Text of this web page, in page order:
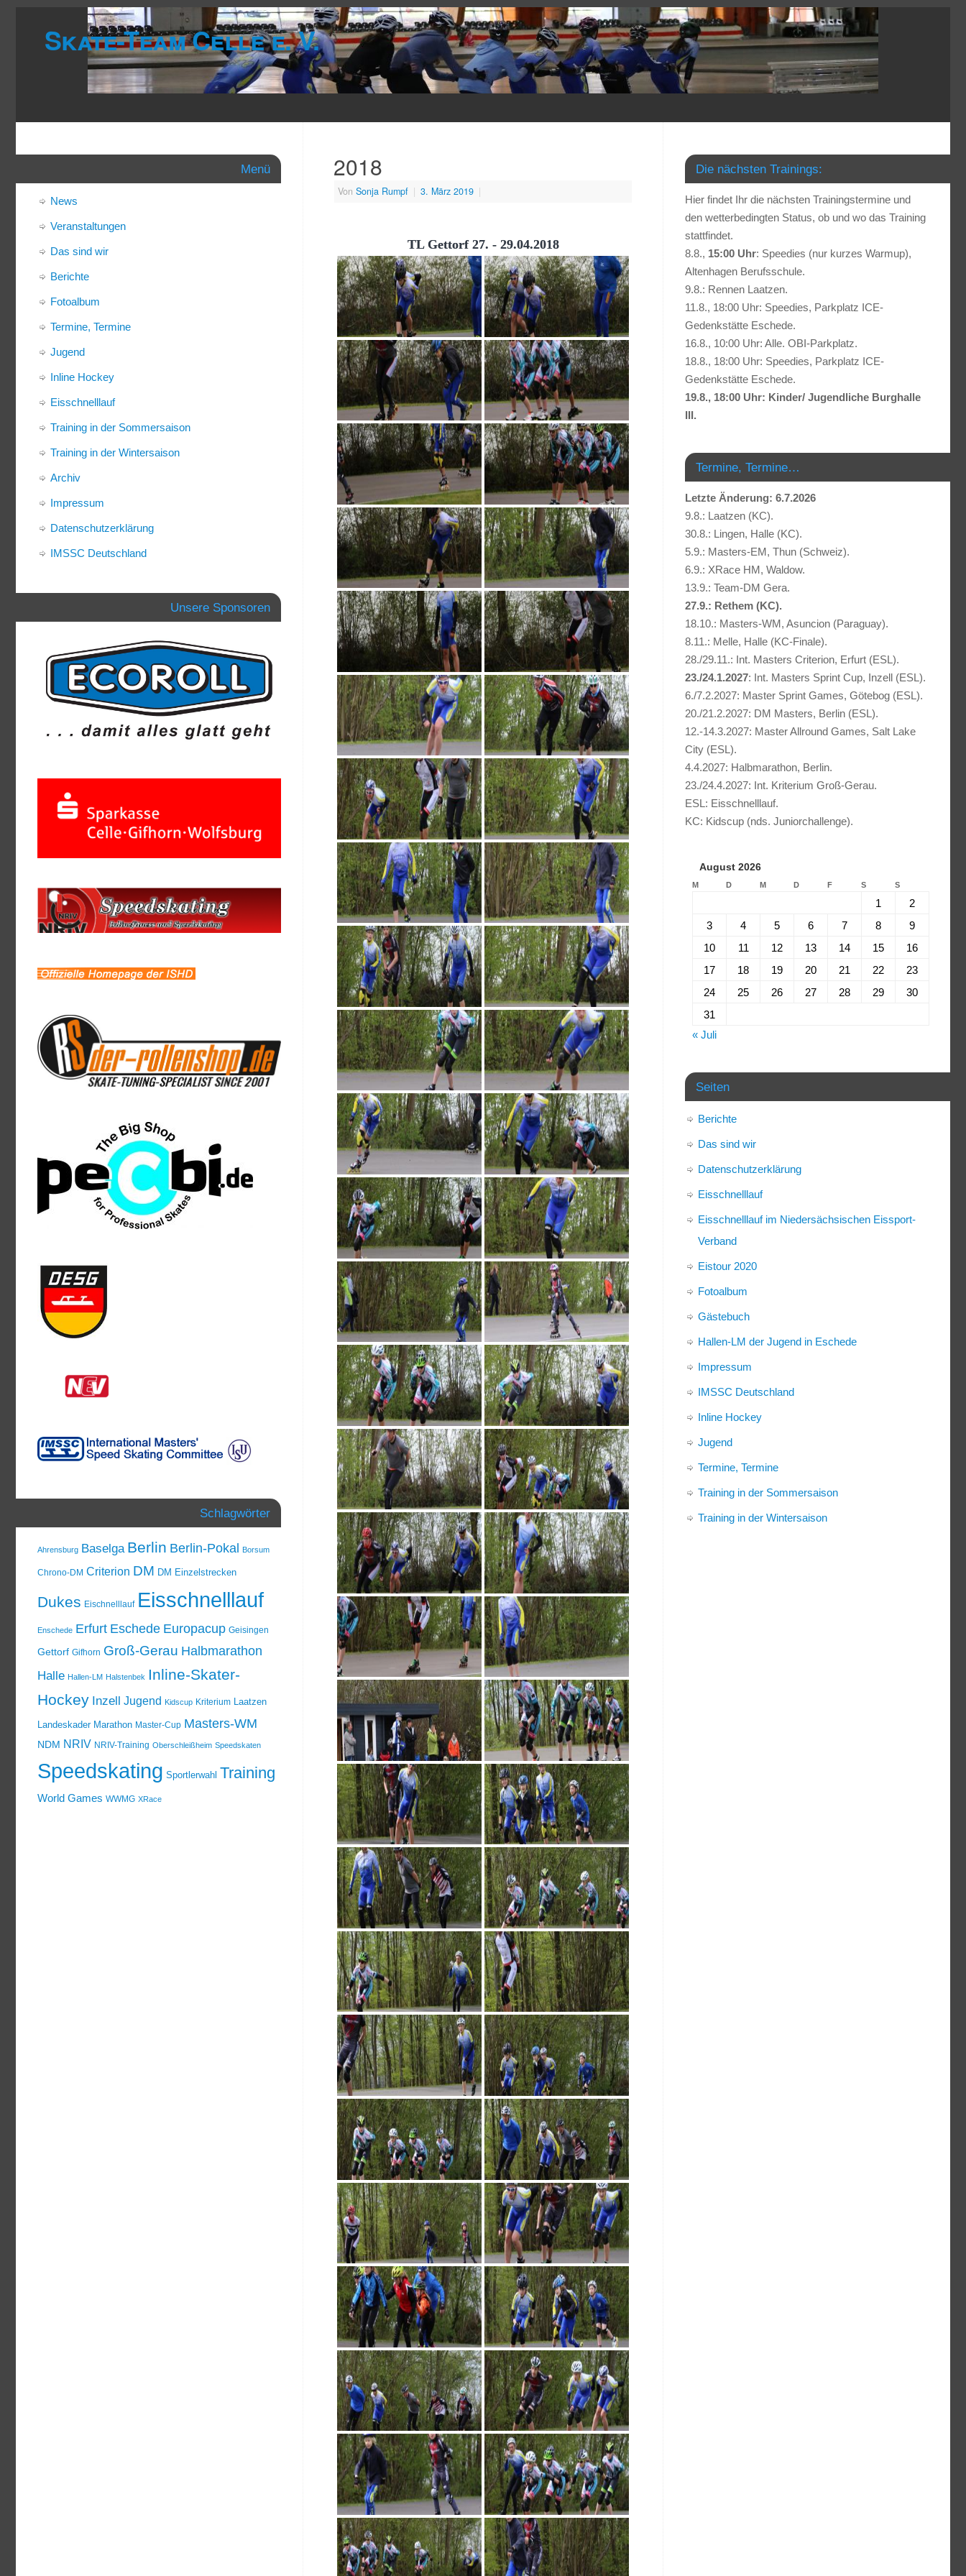
Skate-Team Celle e. V.
2018
Von Sonja Rumpf | 3. März 2019 |
TL Gettorf 27. - 29.04.2018
Menü
News
Veranstaltungen
Das sind wir
Berichte
Fotoalbum
Termine, Termine
Jugend
Inline Hockey
Eisschnelllauf
Training in der Sommersaison
Training in der Wintersaison
Archiv
Impressum
Datenschutzerklärung
IMSSC Deutschland
Unsere Sponsoren
Schlagwörter
Ahrensburg Baselga Berlin Berlin-Pokal Borsum
Chrono-DM Criterion DM DM Einzelstrecken
Dukes Eischnelllauf Eisschnelllauf
Enschede Erfurt Eschede Europacup Geisingen
Gettorf Gifhorn Groß-Gerau Halbmarathon
Halle Hallen-LM Halstenbek Inline-Skater-
Hockey Inzell Jugend Kidscup Kriterium Laatzen
Landeskader Marathon Master-Cup Masters-WM
NDM NRIV NRIV-Training Oberschleißheim Speedskaten
Speedskating Sportlerwahl Training
World Games WWMG XRace
Die nächsten Trainings:
Hier findet Ihr die nächsten Trainingstermine und
den wetterbedingten Status, ob und wo das Training
stattfindet.
8.8., 15:00 Uhr: Speedies (nur kurzes Warmup),
Altenhagen Berufsschule.
9.8.: Rennen Laatzen.
11.8., 18:00 Uhr: Speedies, Parkplatz ICE-
Gedenkstätte Eschede.
16.8., 10:00 Uhr: Alle. OBI-Parkplatz.
18.8., 18:00 Uhr: Speedies, Parkplatz ICE-
Gedenkstätte Eschede.
19.8., 18:00 Uhr: Kinder/ Jugendliche Burghalle
III.
Termine, Termine…
Letzte Änderung: 6.7.2026
9.8.: Laatzen (KC).
30.8.: Lingen, Halle (KC).
5.9.: Masters-EM, Thun (Schweiz).
6.9.: XRace HM, Waldow.
13.9.: Team-DM Gera.
27.9.: Rethem (KC).
18.10.: Masters-WM, Asuncion (Paraguay).
8.11.: Melle, Halle (KC-Finale).
28./29.11.: Int. Masters Criterion, Erfurt (ESL).
23./24.1.2027: Int. Masters Sprint Cup, Inzell (ESL).
6./7.2.2027: Master Sprint Games, Götebog (ESL).
20./21.2.2027: DM Masters, Berlin (ESL).
12.-14.3.2027: Master Allround Games, Salt Lake
City (ESL).
4.4.2027: Halbmarathon, Berlin.
23./24.4.2027: Int. Kriterium Groß-Gerau.
ESL: Eisschnelllauf.
KC: Kidscup (nds. Juniorchallenge).
August 2026
M D M D F S S
1
2
3
4 5 6 7 8
9
10
11 12 13 14 15
16
17
18 19 20 21 22
23
24
25 26 27 28 29
30
31
« Juli
Seiten
Berichte
Das sind wir
Datenschutzerklärung
Eisschnelllauf
Eisschnelllauf im Niedersächsischen Eissport-
Verband
Eistour 2020
Fotoalbum
Gästebuch
Hallen-LM der Jugend in Eschede
Impressum
IMSSC Deutschland
Inline Hockey
Jugend
Termine, Termine
Training in der Sommersaison
Training in der Wintersaison